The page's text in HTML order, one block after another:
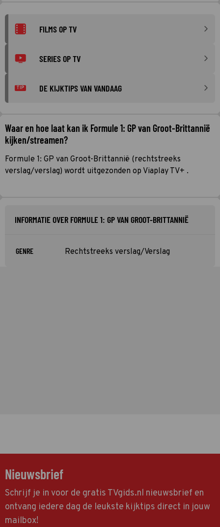
FILMS OP TV
SERIES OP TV
TIP DE KIJKTIPS VAN VANDAAG
Waar en hoe laat kan ik Formule 1: GP van Groot-Brittannië
kijken/streamen?
Formule 1: GP van Groot-Brittannië (rechtstreeks
verslag/verslag) wordt uitgezonden op Viaplay TV+ .
INFORMATIE OVER FORMULE 1: GP VAN GROOT-BRITTANNIË
GENRE Rechtstreeks verslag/Verslag
Nieuwsbrief
Schrijf je in voor de gratis TVgids.nl nieuwsbrief en
ontvang iedere dag de leukste kijktips direct in jouw
mailbox!